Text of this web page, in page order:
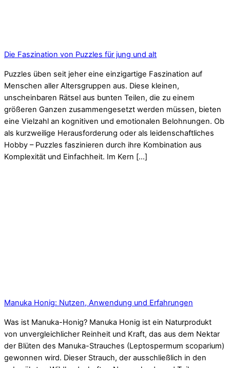
Die Faszination von Puzzles für jung und alt
Puzzles üben seit jeher eine einzigartige Faszination auf
Menschen aller Altersgruppen aus. Diese kleinen,
unscheinbaren Rätsel aus bunten Teilen, die zu einem
größeren Ganzen zusammengesetzt werden müssen, bieten
eine Vielzahl an kognitiven und emotionalen Belohnungen. Ob
als kurzweilige Herausforderung oder als leidenschaftliches
Hobby – Puzzles faszinieren durch ihre Kombination aus
Komplexität und Einfachheit. Im Kern […]
Manuka Honig: Nutzen, Anwendung und Erfahrungen
Was ist Manuka-Honig? Manuka Honig ist ein Naturprodukt
von unvergleichlicher Reinheit und Kraft, das aus dem Nektar
der Blüten des Manuka-Strauches (Leptospermum scoparium)
gewonnen wird. Dieser Strauch, der ausschließlich in den